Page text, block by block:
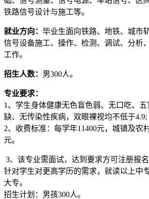
铁路信号设计与施工等。
就业方向： 毕业生面向铁路、地铁、城市
信号设备施工、操作、检测、调试、分析
工作。
招生人数： 男300人。
专业要求：
1、学生身体健康无色盲色弱、无口吃、
缺、无传染性疾病，双眼裸视均不低于4.9;
2、收费标准：每学年11400元，城镇及农
元。
3、该专业需面试，达到要求方可注册报名
针对学生对更高学历的需求，就读以上中
大专。
招生计划：男孩300人。